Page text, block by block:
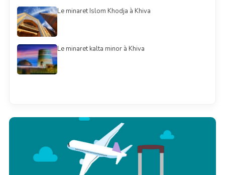
Le minaret Islom Khodja à Khiva
Le minaret kalta minor à Khiva